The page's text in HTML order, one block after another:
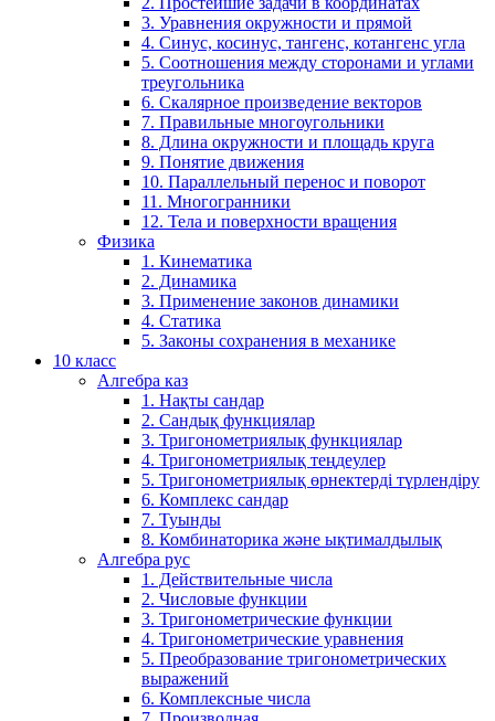
3. Уравнения окружности и прямой
4. Синус, косинус, тангенс, котангенс угла
5. Соотношения между сторонами и углами
треугольника
6. Скалярное произведение векторов
7. Правильные многоугольники
8. Длина окружности и площадь круга
9. Понятие движения
10. Параллельный перенос и поворот
11. Многогранники
12. Тела и поверхности вращения
Физика
1. Кинематика
2. Динамика
3. Применение законов динамики
4. Статика
5. Законы сохранения в механике
10 класс
Алгебра каз
1. Нақты сандар
2. Сандық функциялар
3. Тригонометриялық функциялар
4. Тригонометриялық теңдеулер
5. Тригонометриялық өрнектерді түрлендіру
6. Комплекс сандар
7. Туынды
8. Комбинаторика және ықтималдылық
Алгебра рус
1. Действительные числа
2. Числовые функции
3. Тригонометрические функции
4. Тригонометрические уравнения
5. Преобразование тригонометрических
выражений
6. Комплексные числа